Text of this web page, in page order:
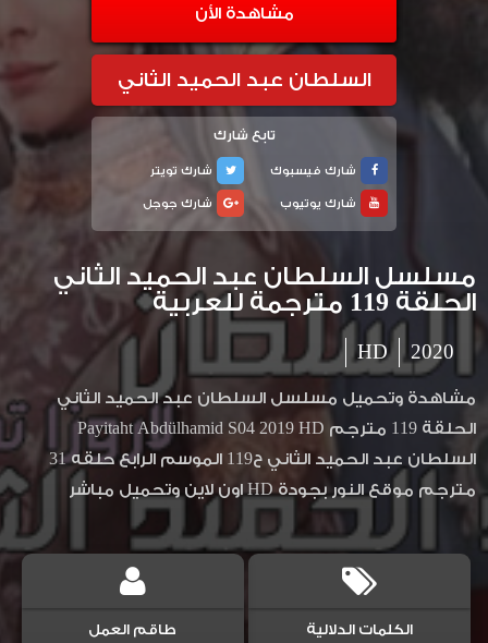
مشاهدة الأن
السلطان عبد الحميد الثاني
تابع شارك
شارك فيسبوك
شارك تويتر
شارك يوتيوب
شارك جوجل
مسلسل السلطان عبد الحميد الثاني
الحلقة 119 مترجمة للعربية
2020
HD
مشاهدة وتحميل مسلسل السلطان عبد الحميد الثاني
الحلقة 119 مترجم Payitaht Abdülhamid S04 2019 HD
السلطان عبد الحميد الثاني ح119 الموسم الرابع حلقه 31
مترجم موقع النور بجودة HD اون لاين وتحميل مباشر
الكلمات الدلالية طاقم العمل